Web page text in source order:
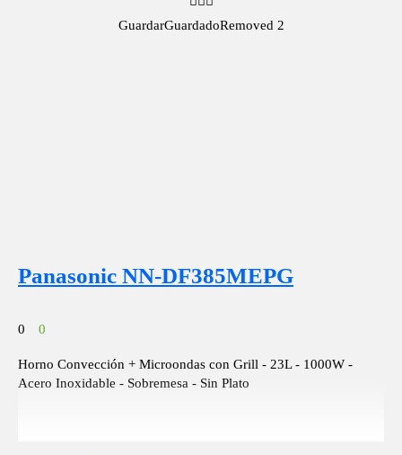
GuardarGuardadoRemoved 2
Panasonic NN-DF385MEPG
0 0
Horno Convección + Microondas con Grill - 23L - 1000W -
Acero Inoxidable - Sobremesa - Sin Plato